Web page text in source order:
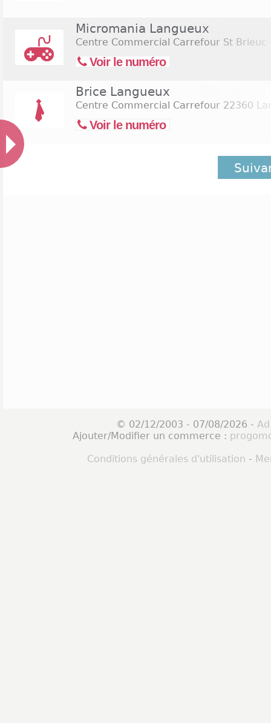
Micromania Langueux
Centre Commercial Carrefour St Brieuc
Voir le numéro
Brice Langueux
Centre Commercial Carrefour 22360
Voir le numéro
© 02/12/2003 - 07/08/2026 -
Ajouter/Modifier un commerce :
Conditions générales d'utilisation -